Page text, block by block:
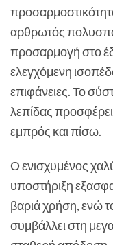
αρθρωτός
προσαρμογή στο
ελεγχόμενη
επιφάνειες. Το
λεπίδας
εμπρός και πίσω.
Ο ενισχυμένος
υποστήριξη
βαριά χρήση, ενώ
συμβάλλει στη